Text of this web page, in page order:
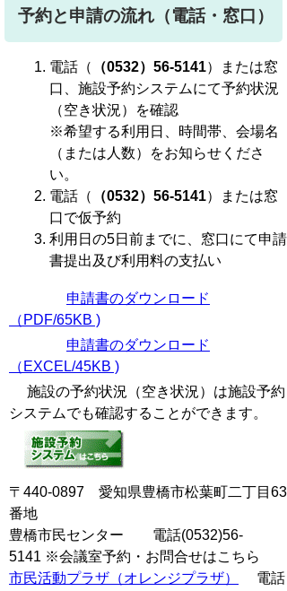
予約と申請の流れ（電話・窓口）
電話（ （0532）56-5141）または窓
口、施設予約システムにて予約状況
（空き状況）を確認
※希望する利用日、時間帯、会場名
（または人数）をお知らせくださ
い。
電話（
（0532）56-5141）または窓
口で仮予約
利用日の5日前までに、窓口にて申請
書提出及び利用料の支払い
申請書のダウンロード
（PDF/65KB )
申請書のダウンロード
（EXCEL/45KB )
施設の予約状況（空き状況）は施設予約
システムでも確認することができます。
〒440-0897 愛知県豊橋市松葉町二丁目63
番地
豊橋市民センター 電話(0532)56-
5141 ※会議室予約・お問合せはこちら
市民活動プラザ（オレンジプラザ）
電話